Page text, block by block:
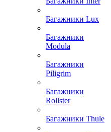
Багажники Lux
Багажники
Modula
Багажники
Piligrim
Багажники
Rollster
Багажники Thule